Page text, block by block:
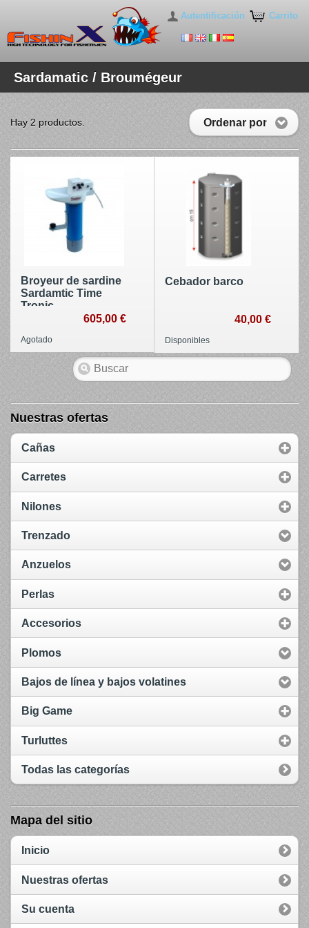
Carrito
Autentificación
Sardamatic / Broumégeur
Ordenar por
Hay 2 productos.
Broyeur de sardine
Sardamtic Time
Tronic
605,00 €
Agotado
Cebador barco
40,00 €
Disponibles
Nuestras ofertas
Cañas
Carretes
Nilones
Trenzado
Anzuelos
Perlas
Accesorios
Plomos
Bajos de línea y bajos volatines
Big Game
Turluttes
Todas las categorías
Mapa del sitio
Inicio
Nuestras ofertas
Su cuenta